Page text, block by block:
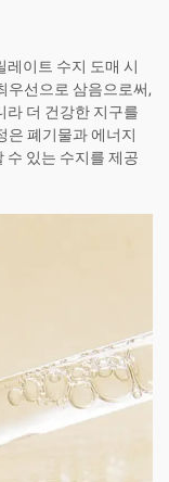
레이트 수지 도매 시
우선으로 삼음으로써,
라 더 건강한 지구를
은 폐기물과 에너지
수 있는 수지를 제공